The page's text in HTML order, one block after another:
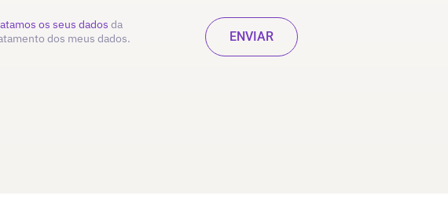
os seus dados da
dos meus dados.